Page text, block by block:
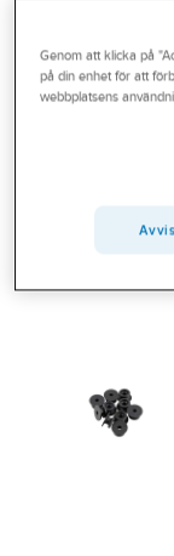
Outlet
Branscher
Genom att klicka på
på din enhet för att
webbplatsens